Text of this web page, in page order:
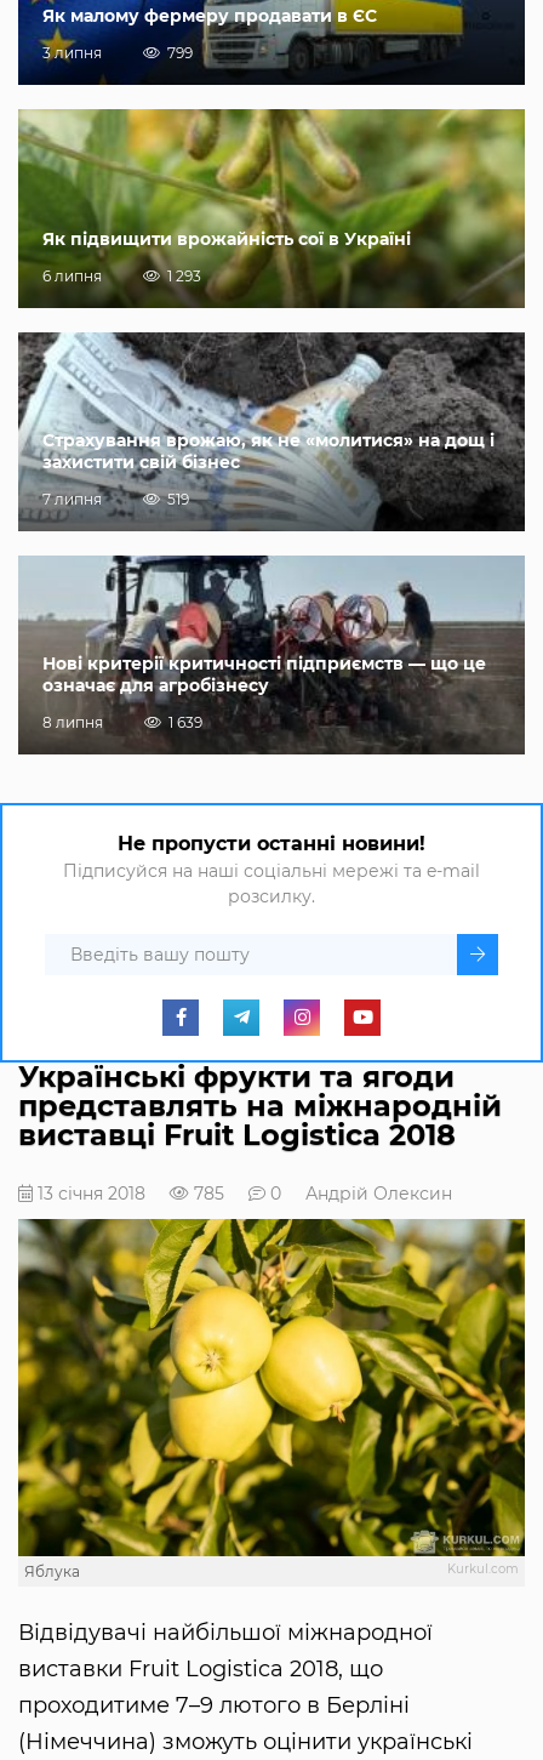
Як малому фермеру продавати в ЄС
3 липня 799
Як підвищити врожайність сої в Україні
6 липня 1 293
Страхування врожаю, як не «молитися» на дощ і
захистити свій бізнес
7 липня 519
Нові критерії критичності підприємств — що це
означає для агробізнесу
8 липня 1 639
Не пропусти останні новини!
Підписуйся на наші соціальні мережі та e-mail
розсилку.
Українські фрукти та ягоди
представлять на міжнародній
виставці Fruit Logistica 2018
13 січня 2018 785 0 Андрій Олексин
Kurkul.com
Яблука
Відвідувачі найбільшої міжнародної
виставки Fruit Logistica 2018, що
проходитиме 7–9 лютого в Берліні
(Німеччина) зможуть оцінити українські